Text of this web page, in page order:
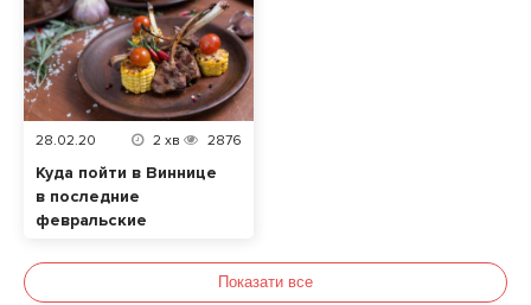
28.02.20 2 хв 2876
Куда пойти в Виннице
в последние
февральские
Показати все